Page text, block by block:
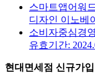
스마트앱어워
디자인 이노베
소비자중심경
유효기간:
현대면세점 신규가